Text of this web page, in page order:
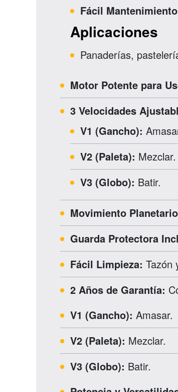
Fácil Mantenimiento
Aplicaciones
Panaderías,
Motor Potente para
3 Velocidades
V1 (Gancho):
V2 (Paleta): Mezclar.
V3 (Globo): Batir.
Movimiento
Guarda Protectora
Fácil Limpieza: Tazón
2 Años de Garantía:
V1 (Gancho): Amasar.
V2 (Paleta): Mezclar.
V3 (Globo): Batir.